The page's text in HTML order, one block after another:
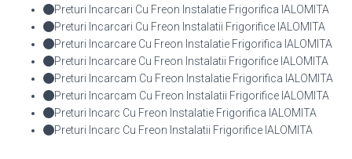
Preturi Incarcari Cu Freon Instalatie Frigorifica IALOMITA
Preturi Incarcari Cu Freon Instalatii Frigorifice IALOMITA
Preturi Incarcare Cu Freon Instalatie Frigorifica IALOMITA
Preturi Incarcare Cu Freon Instalatii Frigorifice IALOMITA
Preturi Incarcam Cu Freon Instalatie Frigorifica IALOMITA
Preturi Incarcam Cu Freon Instalatii Frigorifice IALOMITA
Preturi Incarc Cu Freon Instalatie Frigorifica IALOMITA
Preturi Incarc Cu Freon Instalatii Frigorifice IALOMITA